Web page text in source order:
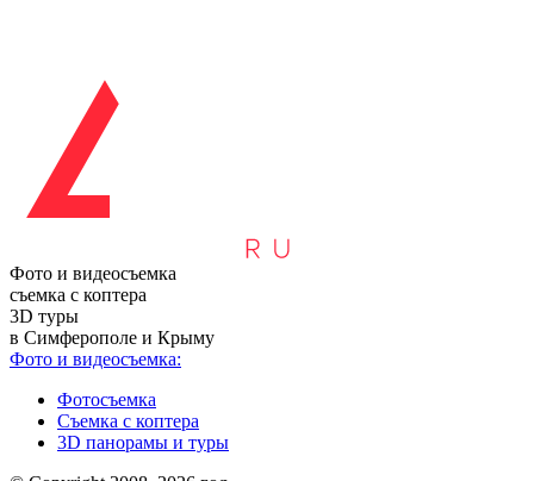
Фото и видеосъемка
съемка с коптера
3D туры
в Симферополе и Крыму
Фото и видеосъемка:
Фотосъемка
Съемка с коптера
3D панорамы и туры